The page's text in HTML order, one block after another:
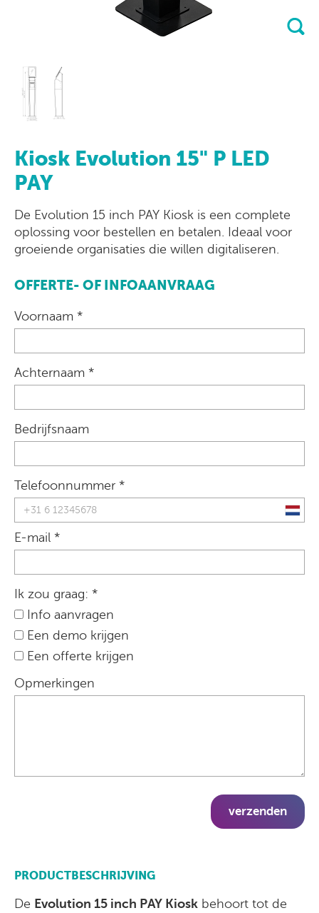
Kiosk Evolution 15" P LED
PAY
De Evolution 15 inch PAY Kiosk is een complete
oplossing voor bestellen en betalen. Ideaal voor
groeiende organisaties die willen digitaliseren.
OFFERTE- OF INFOAANVRAAG
Voornaam *
Achternaam *
Bedrijfsnaam
Telefoonnummer *
E-mail *
Ik zou graag: *
Info aanvragen
Een demo krijgen
Een offerte krijgen
Opmerkingen
verzenden
PRODUCTBESCHRIJVING
De Evolution 15 inch PAY Kiosk behoort tot de